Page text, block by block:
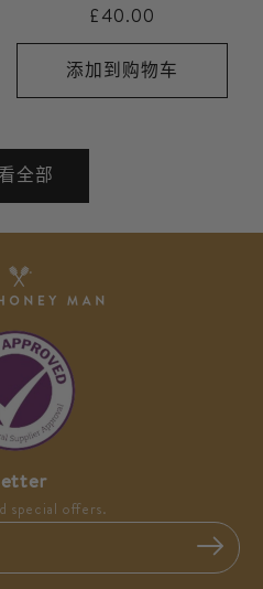
常
规
价
格
£40.00
添加到购物车
全部
special offers.